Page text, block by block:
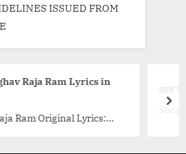
ISSUED FROM
आज उनसे मिलना है Aaj Unse Milna Hai
Song Title Aaj Unse Milna Hai
song is from movie Prem Ratan